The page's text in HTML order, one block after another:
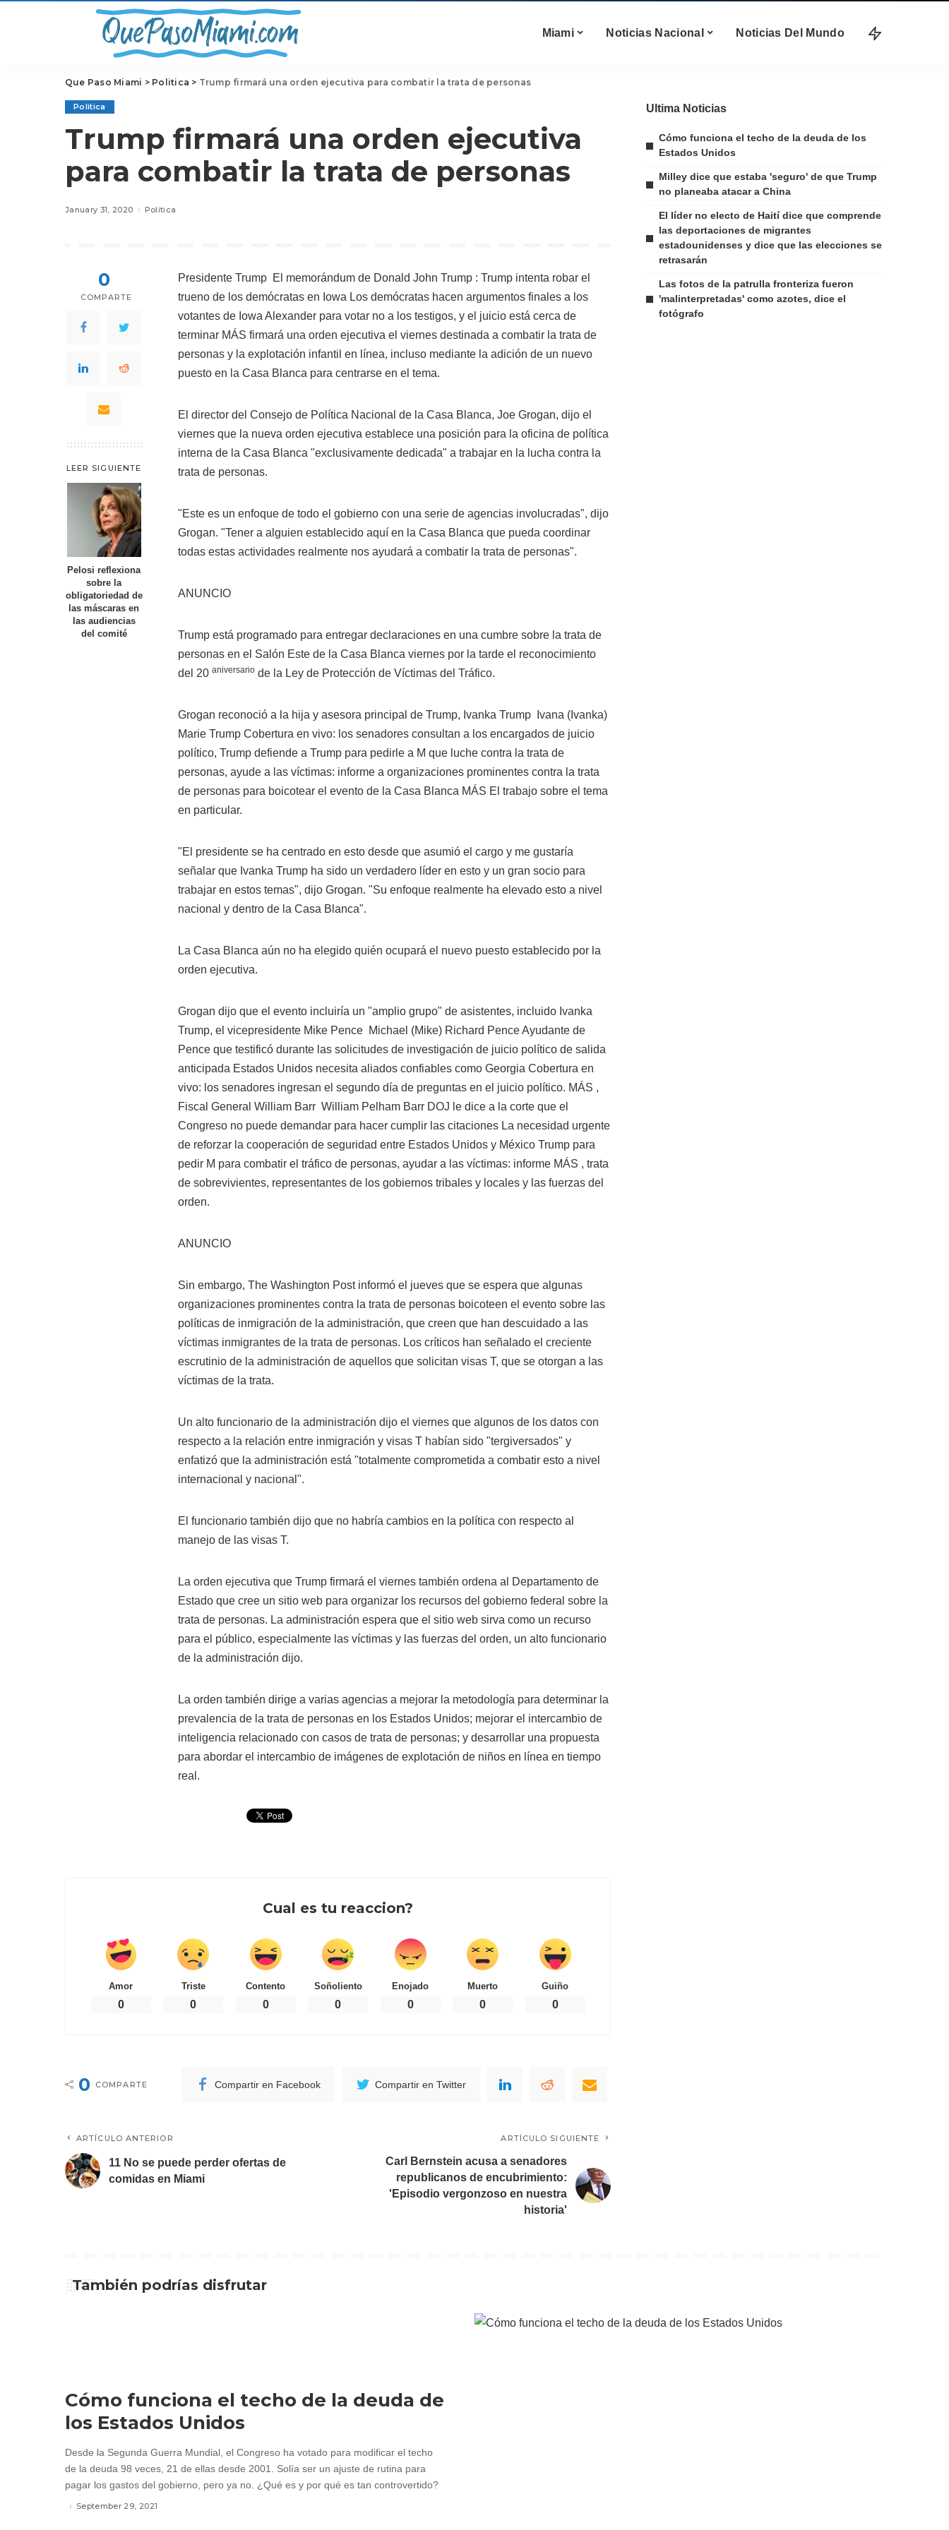
Miami Noticias Nacional Noticias Del Mundo
Que Paso Miami > Politica > Trump firmará una orden ejecutiva para combatir la trata de personas
Politica
Trump firmará una orden ejecutiva
para combatir la trata de personas
January 31, 2020 Politica
0
COMPARTE
LEER SIGUIENTE
Pelosi reflexiona
sobre la
obligatoriedad de
las máscaras en
las audiencias
del comité
Presidente Trump El memorándum de Donald John Trump : Trump intenta robar el
trueno de los demócratas en Iowa Los demócratas hacen argumentos finales a los
votantes de Iowa Alexander para votar no a los testigos, y el juicio está cerca de
terminar MÁS firmará una orden ejecutiva el viernes destinada a combatir la trata de
personas y la explotación infantil en línea, incluso mediante la adición de un nuevo
puesto en la Casa Blanca para centrarse en el tema.
El director del Consejo de Política Nacional de la Casa Blanca, Joe Grogan, dijo el
viernes que la nueva orden ejecutiva establece una posición para la oficina de política
interna de la Casa Blanca "exclusivamente dedicada" a trabajar en la lucha contra la
trata de personas.
"Este es un enfoque de todo el gobierno con una serie de agencias involucradas", dijo
Grogan. "Tener a alguien establecido aquí en la Casa Blanca que pueda coordinar
todas estas actividades realmente nos ayudará a combatir la trata de personas".
ANUNCIO
Trump está programado para entregar declaraciones en una cumbre sobre la trata de
personas en el Salón Este de la Casa Blanca viernes por la tarde el reconocimiento
del 20 aniversario de la Ley de Protección de Víctimas del Tráfico.
Grogan reconoció a la hija y asesora principal de Trump, Ivanka Trump
Ivana (Ivanka)
Marie Trump Cobertura en vivo: los senadores consultan a los encargados de juicio
político, Trump defiende a Trump para pedirle a M que luche contra la trata de
personas, ayude a las víctimas: informe a organizaciones prominentes contra la trata
de personas para boicotear el evento de la Casa Blanca MÁS El trabajo sobre el tema
en particular.
"El presidente se ha centrado en esto desde que asumió el cargo y me gustaría
señalar que Ivanka Trump ha sido un verdadero líder en esto y un gran socio para
trabajar en estos temas", dijo Grogan. "Su enfoque realmente ha elevado esto a nivel
nacional y dentro de la Casa Blanca".
La Casa Blanca aún no ha elegido quién ocupará el nuevo puesto establecido por la
orden ejecutiva.
Grogan dijo que el evento incluiría un "amplio grupo" de asistentes, incluido Ivanka
Trump, el vicepresidente Mike Pence Michael (Mike) Richard Pence Ayudante de
Pence que testificó durante las solicitudes de investigación de juicio político de salida
anticipada Estados Unidos necesita aliados confiables como Georgia Cobertura en
vivo: los senadores ingresan el segundo día de preguntas en el juicio político. MÁS ,
Fiscal General William Barr William Pelham Barr DOJ le dice a la corte que el
Congreso no puede demandar para hacer cumplir las citaciones La necesidad urgente
de reforzar la cooperación de seguridad entre Estados Unidos y México Trump para
pedir M para combatir el tráfico de personas, ayudar a las víctimas: informe MÁS , trata
de sobrevivientes, representantes de los gobiernos tribales y locales y las fuerzas del
orden.
ANUNCIO
Sin embargo, The Washington Post informó el jueves que se espera que algunas
organizaciones prominentes contra la trata de personas boicoteen el evento sobre las
políticas de inmigración de la administración, que creen que han descuidado a las
víctimas inmigrantes de la trata de personas. Los críticos han señalado el creciente
escrutinio de la administración de aquellos que solicitan visas T, que se otorgan a las
víctimas de la trata.
Un alto funcionario de la administración dijo el viernes que algunos de los datos con
respecto a la relación entre inmigración y visas T habían sido "tergiversados" y
enfatizó que la administración está "totalmente comprometida a combatir esto a nivel
internacional y nacional".
El funcionario también dijo que no habría cambios en la política con respecto al
manejo de las visas T.
La orden ejecutiva que Trump firmará el viernes también ordena al Departamento de
Estado que cree un sitio web para organizar los recursos del gobierno federal sobre la
trata de personas. La administración espera que el sitio web sirva como un recurso
para el público, especialmente las víctimas y las fuerzas del orden, un alto funcionario
de la administración dijo.
La orden también dirige a varias agencias a mejorar la metodología para determinar la
prevalencia de la trata de personas en los Estados Unidos; mejorar el intercambio de
inteligencia relacionado con casos de trata de personas; y desarrollar una propuesta
para abordar el intercambio de imágenes de explotación de niños en línea en tiempo
real.
Cual es tu reaccion?
Amor
0
Triste
0
Contento
0
Soñoliento
0
Enojado
0
Muerto
0
Guiño
0
0 COMPARTE Compartir en Facebook Compartir en Twitter
ARTÍCULO ANTERIOR
11 No se puede perder ofertas de
comidas en Miami
ARTÍCULO SIGUIENTE
Carl Bernstein acusa a senadores
republicanos de encubrimiento:
'Episodio vergonzoso en nuestra
historia'
Ultima Noticias
Cómo funciona el techo de la deuda de los
Estados Unidos
Milley dice que estaba 'seguro' de que Trump
no planeaba atacar a China
El líder no electo de Haití dice que comprende
las deportaciones de migrantes
estadounidenses y dice que las elecciones se
retrasarán
Las fotos de la patrulla fronteriza fueron
'malinterpretadas' como azotes, dice el
fotógrafo
También podrías disfrutar
Cómo funciona el techo de la deuda de
los Estados Unidos
Desde la Segunda Guerra Mundial, el Congreso ha votado para modificar el techo
de la deuda 98 veces, 21 de ellas desde 2001. Solía ser un ajuste de rutina para
pagar los gastos del gobierno, pero ya no. ¿Qué es y por qué es tan controvertido?
September 29, 2021